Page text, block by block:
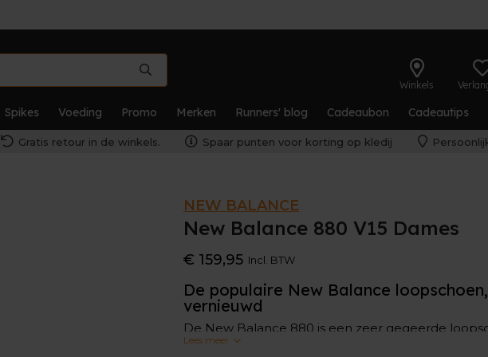
Winkels
Spikes Voeding Promo Merken Runners' blog Cadeaubon Cadeautips
Gratis retour in de winkels. Spaar punten voor korting op kledij
NEW BALANCE
New Balance 880 V15 Dames
€ 159,95 Incl. BTW
De populaire New Balance
vernieuwd
De New Balance 880 is een zeer gegeerde
Dat komt ongetwijfeld door de zachte
Lees meer